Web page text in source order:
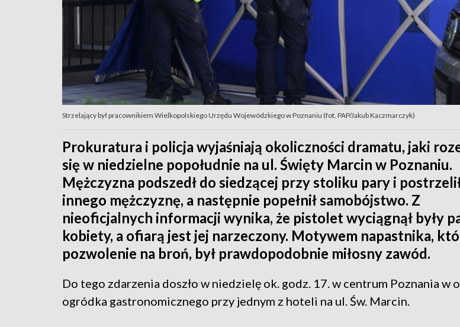
Strzelający był pracownikiem Wielkopolskiego Urzędu Wojewódzkiego w Poznaniu (fot. PAP/Jakub Kaczmarczyk)
Prokuratura i policja wyjaśniają okoliczności dramatu, jaki
się w niedzielne popołudnie na ul. Święty Marcin w Poznaniu.
Mężczyzna podszedł do siedzącej przy stoliku pary i
innego mężczyznę, a następnie popełnił samobójstwo. Z
nieoficjalnych informacji wynika, że pistolet wyciągnął były
kobiety, a ofiarą jest jej narzeczony. Motywem napastnika,
pozwolenie na broń, był prawdopodobnie miłosny zawód.
Do tego zdarzenia doszło w niedzielę ok. godz. 17. w centrum Poznania w
ogródka gastronomicznego przy jednym z hoteli na ul. Św. Marcin.